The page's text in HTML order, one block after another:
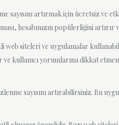
sayısını artırmak için ücretsiz ve
hesabınızın popülerliğini artırır
siteleri ve uygulamalar
kullanıcı yorumlarına dikkat
sayısını artırabilirsiniz. Bu